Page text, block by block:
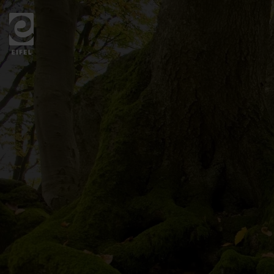
Zurück
zur
Startseite